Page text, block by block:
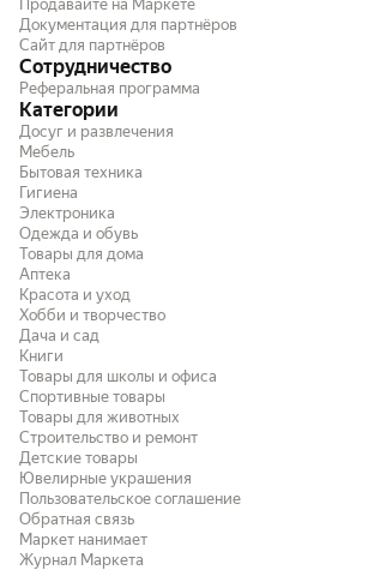
Продавайте на Маркете
Документация для партнёров
Сайт для партнёров
Сотрудничество
Реферальная программа
Категории
Досуг и развлечения
Мебель
Бытовая техника
Гигиена
Электроника
Одежда и обувь
Товары для дома
Аптека
Красота и уход
Хобби и творчество
Дача и сад
Книги
Товары для школы и офиса
Спортивные товары
Товары для животных
Строительство и ремонт
Детские товары
Ювелирные украшения
Пользовательское соглашение
Обратная связь
Маркет нанимает
Журнал Маркета